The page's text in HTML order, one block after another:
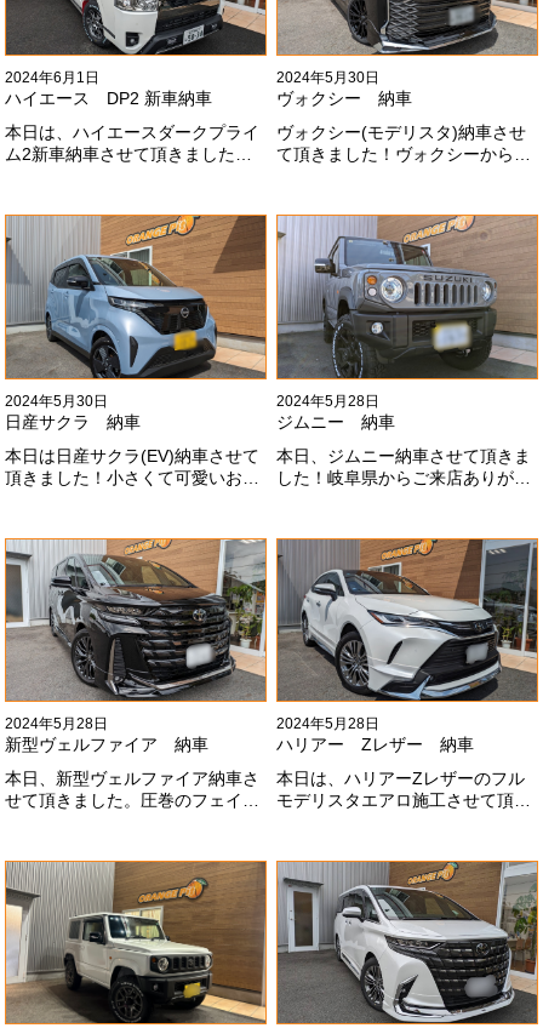
2024年6月1日
ハイエース DP2 新車納車
本日は、ハイエースダークプライ
ム2新車納車させて頂きました！
ました#x1f60a;
2024年5月30日
ヴォクシー 納車
ヴォクシー(モデリスタ)納車させ
て頂きました！ヴォクシーからヴ
利用頂きありがとうございます
#x1f60a;
2024年5月30日
日産サクラ 納車
本日は日産サクラ(EV)納車させて
頂きました！小さくて可愛いお車
#x1f60a;#x1f60a;M様ありがとう
ございました#x1f60a;
2024年5月28日
ジムニー 納車
本日、ジムニー納車させて頂きま
した！岐阜県からご来店ありがと
ープンカントリー、ホイールと、
可愛い仕様になりました！これか
らもよろしくお願いします
#x1f647;#x200d;#x2640;#xfe0f;
2024年5月28日
新型ヴェルファイア 納車
本日、新型ヴェルファイア納車さ
せて頂きました。圧巻のフェイス
なりました！いつも本当にありが
とうございます#x1f60a;
2024年5月28日
ハリアー Zレザー 納車
本日は、ハリアーZレザーのフル
モデリスタエアロ施工させて頂き
全然、思い通りエアロが入ってき
ませんね。。今後とも宜しくお願
いします！